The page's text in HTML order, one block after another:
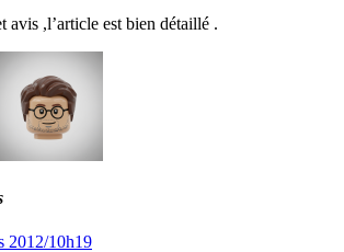
avis ,l’article est bien détaillé .
2012/10h19